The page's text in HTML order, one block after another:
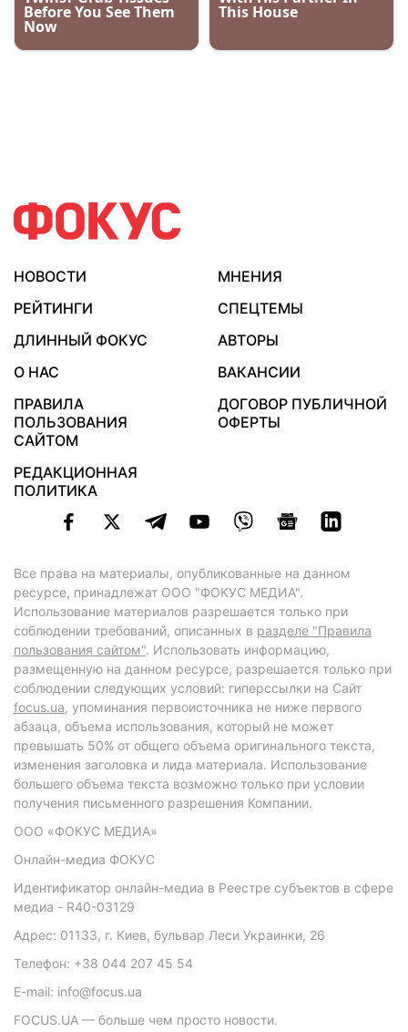
НОВОСТИ
МНЕНИЯ
РЕЙТИНГИ
СПЕЦТЕМЫ
ДЛИННЫЙ ФОКУС
АВТОРЫ
О НАС
ВАКАНСИИ
ПРАВИЛА
ПОЛЬЗОВАНИЯ
САЙТОМ
ДОГОВОР ПУБЛИЧНОЙ
ОФЕРТЫ
РЕДАКЦИОННАЯ
ПОЛИТИКА
Все права на материалы, опубликованные на данном
ресурсе, принадлежат ООО "ФОКУС МЕДИА".
Использование материалов разрешается только при
соблюдении требований, описанных в разделе "Правила
пользования сайтом". Использовать информацию,
размещенную на данном ресурсе, разрешается только при
соблюдении следующих условий: гиперссылки на Сайт
focus.ua, упоминания первоисточника не ниже первого
абзаца, объема использования, который не может
превышать 50% от общего объема оригинального текста,
изменения заголовка и лида материала. Использование
большего объема текста возможно только при условии
получения письменного разрешения Компании.
ООО «ФОКУС МЕДИА»
Онлайн-медиа ФОКУС
Идентификатор онлайн-медиа в Реестре субъектов в сфере
медиа - R40-03129
Адрес: 01133, г. Киев, бульвар Леси Украинки, 26
Телефон: +38 044 207 45 54
E-mail: info@focus.ua
FOCUS.UA — больше чем просто новости.